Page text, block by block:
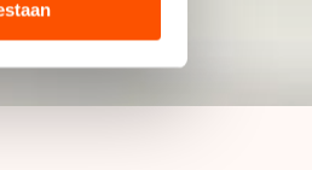
verzameld via
mogelijk geen
overdracht.